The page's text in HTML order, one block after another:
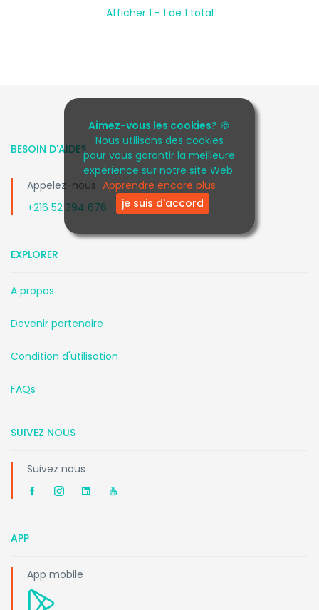
Aimez-vous les cookies? 🍪
Nous utilisons des cookies
pour vous garantir la meilleure
expérience sur notre site Web.
Apprendre encore plus
je suis d'accord
Afficher 1 - 1 de 1 total
BESOIN D'AIDE?
Appelez-nous
+216 52 394 676
EXPLORER
A propos
Devenir partenaire
Condition d'utilisation
FAQs
SUIVEZ NOUS
Suivez nous
APP
App mobile